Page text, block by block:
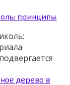
принципы
дерево в